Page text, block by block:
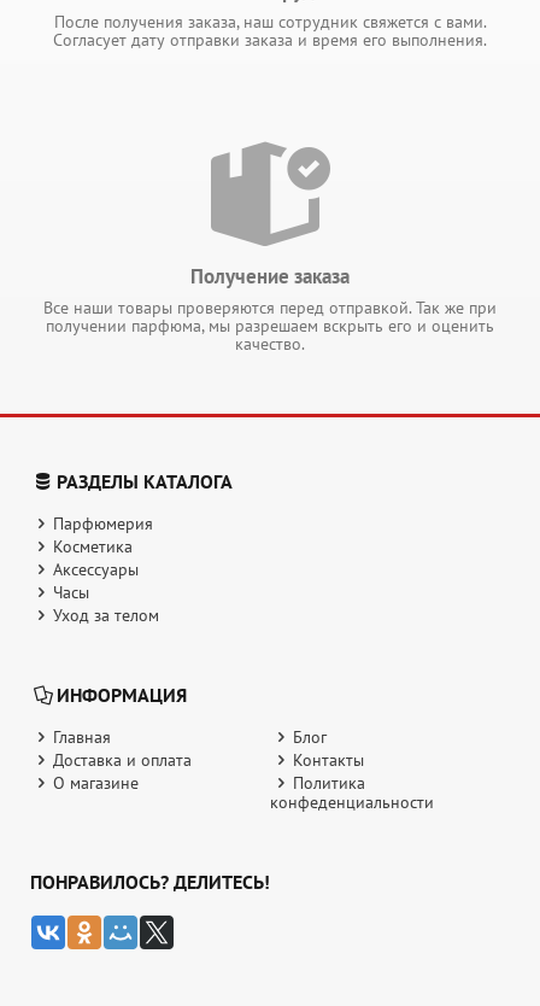
После получения заказа, наш сотрудник свяжется с вами.
Согласует дату отправки заказа и время его выполнения.
Получение заказа
Все наши товары проверяются перед отправкой. Так же при
получении парфюма, мы разрешаем вскрыть его и оценить
качество.
РАЗДЕЛЫ КАТАЛОГА
Парфюмерия
Косметика
Аксессуары
Часы
Уход за телом
ИНФОРМАЦИЯ
Главная
Блог
Доставка и оплата
Контакты
О магазине
Политика
конфеденциальности
ПОНРАВИЛОСЬ? ДЕЛИТЕСЬ!